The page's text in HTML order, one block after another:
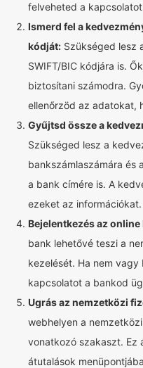
felveheted a
Ismerd fel a
kódját: Szükséged lesz
SWIFT/BIC kódjára is.
biztosítani számodra.
ellenőrzöd az adatokat,
Gyűjtsd össze a
Szükséged lesz a
bankszámlaszámára és
a bank címére is. A
ezeket az információkat.
Bejelentkezés az
bank lehetővé teszi a
kezelését. Ha nem
kapcsolatot a bankod
Ugrás az nemzetközi
webhelyen a
vonatkozó szakaszt. Ez
átutalások